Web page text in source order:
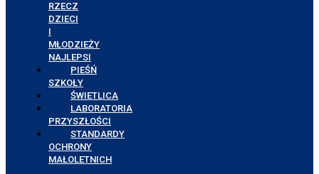
RZECZ
DZIECI
I
MŁODZIEŻY
NAJLEPSI
PIEŚŃ
SZKOŁY
ŚWIETLICA
LABORATORIA
PRZYSZŁOŚCI
STANDARDY
OCHRONY
MAŁOLETNICH